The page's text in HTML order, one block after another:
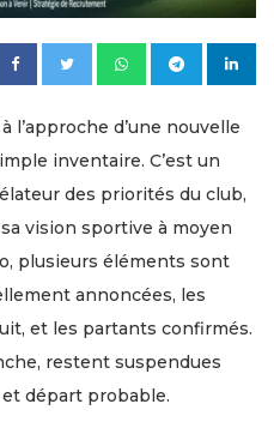
l’approche d’une nouvelle
inventaire. C’est un
des priorités du club,
vision sportive à moyen
plusieurs éléments sont
annoncées, les
et les partants confirmés.
restent suspendues
départ probable.